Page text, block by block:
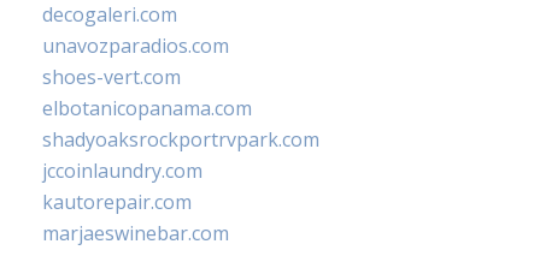
decogaleri.com
unavozparadios.com
shoes-vert.com
elbotanicopanama.com
shadyoaksrockportrvpark.com
jccoinlaundry.com
kautorepair.com
marjaeswinebar.com